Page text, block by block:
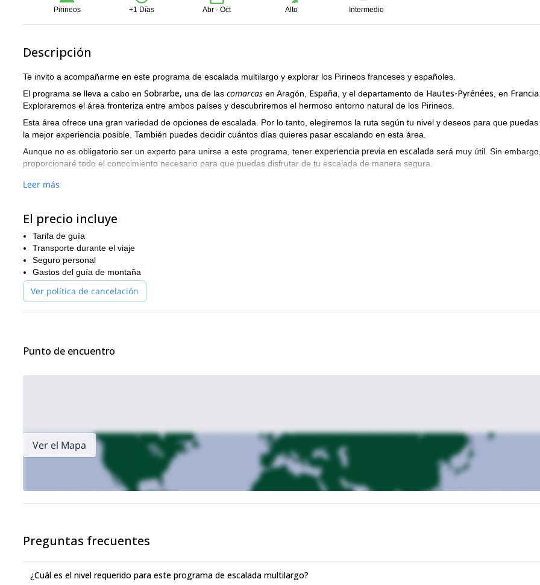
Pirineos +1 Días Abr - Oct Alto Intermedio
Descripción
Te invito a acompañarme en este programa de escalada multilargo y explorar los Pirineos franceses y españoles.
El programa se lleva a cabo en Sobrarbe, una de las comarcas en Aragón, España , y el departamento de Hautes-Pyrénées , en Francia
Exploraremos el área fronteriza entre ambos países y descubriremos el hermoso entorno natural de los Pirineos.
Esta área ofrece una gran variedad de opciones de escalada. Por lo tanto, elegiremos la ruta según tu nivel y deseos para que
la mejor experiencia posible. También puedes decidir cuántos días quieres pasar escalando en esta área.
Aunque no es obligatorio ser un experto para unirse a este programa, tener experiencia previa en escalada será muy útil. Sin
proporcionaré todo el conocimiento necesario para que puedas disfrutar de tu escalada de manera segura.
Entonces, ¿te suena emocionante este programa de escalada multilargo? Entonces ponte en contacto conmigo y solicita
lugar en este programa ahora. ¡Estaré encantada de ser tu guía en esta aventura!
¡Échales un vistazo!
Leer más
El precio incluye
Tarifa de guía
Transporte durante el viaje
Seguro personal
Gastos del guía de montaña
Ver política de cancelación
Punto de encuentro
Ver el Mapa
Preguntas frecuentes
¿Cuál es el nivel requerido para este programa de escalada multilargo?